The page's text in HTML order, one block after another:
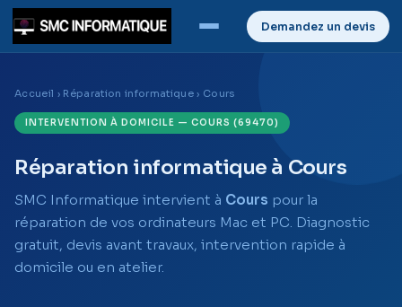
Demandez un devis
Accueil › Réparation informatique› Cours
INTERVENTION À DOMICILE — COURS (69470)
Réparation informatique à Cours
SMC Informatique intervient à Cours pour la
réparation de vos ordinateurs Mac et PC. Diagnostic
gratuit, devis avant travaux, intervention rapide à
domicile ou en atelier.